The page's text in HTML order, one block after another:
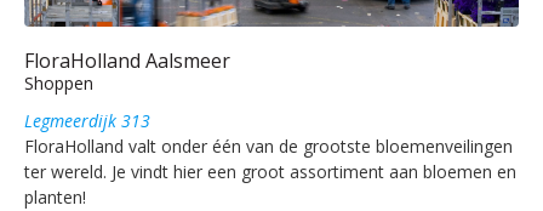
FloraHolland Aalsmeer
Shoppen
Legmeerdijk 313
FloraHolland valt onder één van de grootste bloemenveilingen
ter wereld. Je vindt hier een groot assortiment aan bloemen en
planten!